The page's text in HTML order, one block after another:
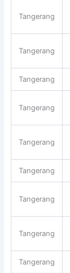
Tangerang
Tangerang
Tangerang
Tangerang
Tangerang
Tangerang
Tangerang
Tangerang
Tangerang